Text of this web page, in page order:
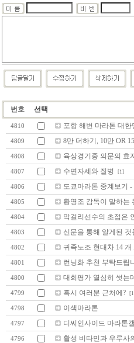
번호 선택
4810 포항 해변 마라톤 대한
4809 8만 더하기, 10만 OR
4808 육상경기중 의문의 효
4807 수면자세와 질병 [1]
4806 도쿄마라톤 중계보기
4805 황영조 감독이 말하는
4804 막걸리선수의 초점은
4803 신문을 통해 알게된 것
4802 귀족노조 현대차 14 개
4801 런닝화 추천 부탁드립
4800 대회평가 열심히 썻는
4799 혹시 여러분 근처에?
4798 이색마라톤
4797 디씨인사이드 마라톤
4796 활성 비타민과 우루사